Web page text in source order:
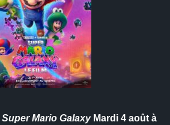
Super Mario GalaxyMardi 4 août à